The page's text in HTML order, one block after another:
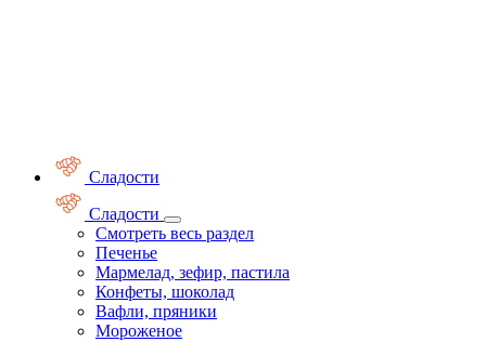
Сладости
Сладости
Смотреть весь раздел
Печенье
Мармелад, зефир, пастила
Конфеты, шоколад
Вафли, пряники
Мороженое